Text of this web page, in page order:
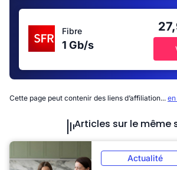
Fibre
1 Gb/s
Cette page peut contenir des liens d’affiliation...
Articles sur le même
Actualité